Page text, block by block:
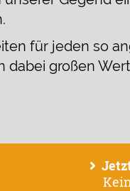
für jeden so
dabei großen